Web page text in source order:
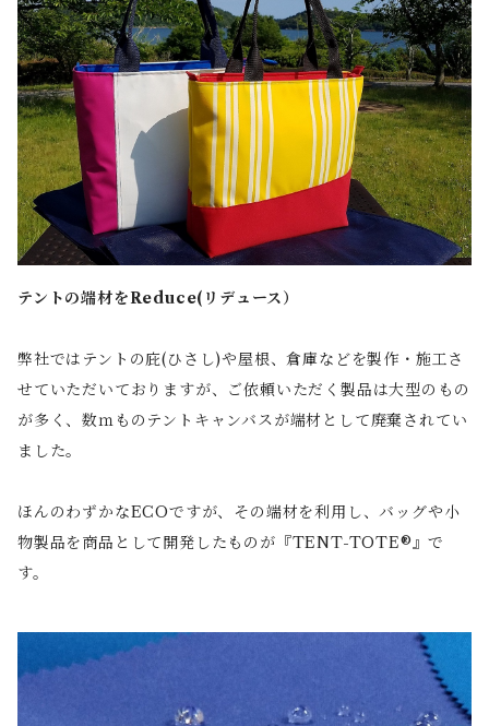
テントの端材をReduce(リデュース）
弊社ではテントの庇(ひさし)や屋根、倉庫などを製作・施工さ
せていただいておりますが、ご依頼いただく製品は大型のもの
が多く、数ｍものテントキャンバスが端材として廃棄されてい
ました。
ほんのわずかなECOですが、その端材を利用し、バッグや小
物製品を商品として開発したものが『TENT-TOTE®』で
す。